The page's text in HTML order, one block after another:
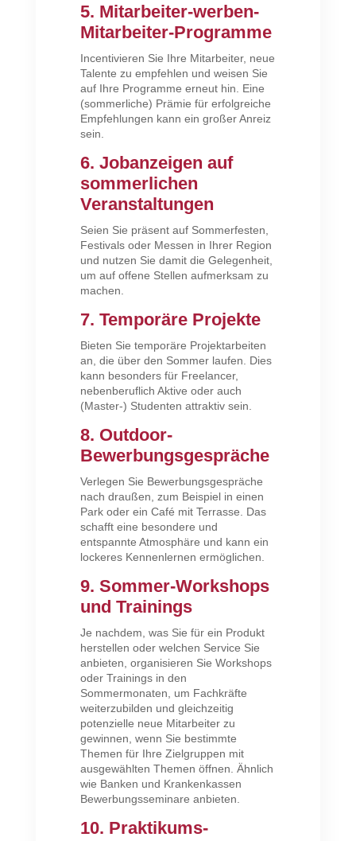
5. Mitarbeiter-werben-
Mitarbeiter-Programme
Incentivieren Sie Ihre Mitarbeiter, neue
Talente zu empfehlen und weisen Sie
auf Ihre Programme erneut hin. Eine
(sommerliche) Prämie für erfolgreiche
Empfehlungen kann ein großer Anreiz
sein.
6. Jobanzeigen auf
sommerlichen
Veranstaltungen
Seien Sie präsent auf Sommerfesten,
Festivals oder Messen in Ihrer Region
und nutzen Sie damit die Gelegenheit,
um auf offene Stellen aufmerksam zu
machen.
7. Temporäre Projekte
Bieten Sie temporäre Projektarbeiten
an, die über den Sommer laufen. Dies
kann besonders für Freelancer,
nebenberuflich Aktive oder auch
(Master-) Studenten attraktiv sein.
8. Outdoor-
Bewerbungsgespräche
Verlegen Sie Bewerbungsgespräche
nach draußen, zum Beispiel in einen
Park oder ein Café mit Terrasse. Das
schafft eine besondere und
entspannte Atmosphäre und kann ein
lockeres Kennenlernen ermöglichen.
9. Sommer-Workshops
und Trainings
Je nachdem, was Sie für ein Produkt
herstellen oder welchen Service Sie
anbieten, organisieren Sie Workshops
oder Trainings in den
Sommermonaten, um Fachkräfte
weiterzubilden und gleichzeitig
potenzielle neue Mitarbeiter zu
gewinnen, wenn Sie bestimmte
Themen für Ihre Zielgruppen mit
ausgewählten Themen öffnen. Ähnlich
wie Banken und Krankenkassen
Bewerbungsseminare anbieten.
10. Praktikums-